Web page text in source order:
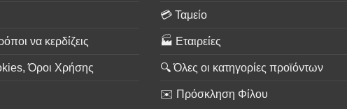
να κερδίζεις
Όροι Χρήσης
💳 Ταμείο
🏭 Εταιρείες
🔍 Όλες οι κατηγορίες προϊόντων
✉️ Πρόσκληση Φίλου